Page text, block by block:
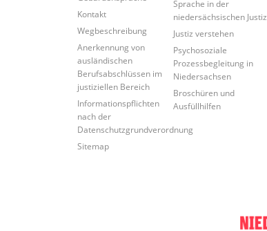
Kontakt
Wegbeschreibung
Anerkennung von
ausländischen
Berufsabschlüssen im
justiziellen Bereich
Informationspflichten
nach der
Datenschutzgrundverordnung
Sitemap
Sprache in der
niedersächsischen Justiz
Justiz verstehen
Psychosoziale
Prozessbegleitung in
Niedersachsen
Broschüren und
Ausfüllhilfen